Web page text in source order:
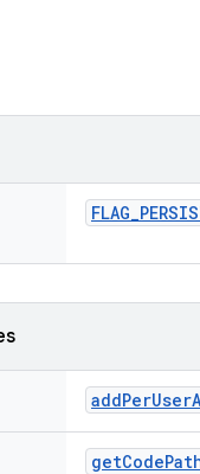
FLAG_
addPerUser
getCode